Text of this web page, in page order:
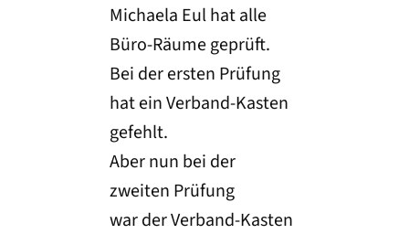
Michaela Eul hat alle
Büro-Räume geprüft.
Bei der ersten Prüfung
hat ein Verband-Kasten
gefehlt.
Aber nun bei der
zweiten Prüfung
war der Verband-Kasten